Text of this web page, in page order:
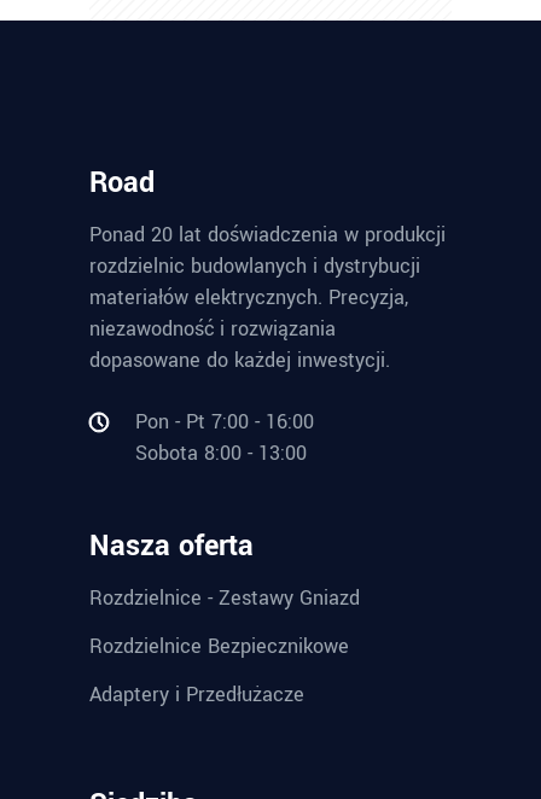
Road
Ponad 20 lat doświadczenia w produkcji
rozdzielnic budowlanych i dystrybucji
materiałów elektrycznych. Precyzja,
niezawodność i rozwiązania
dopasowane do każdej inwestycji.
Pon - Pt 7:00 - 16:00
Sobota 8:00 - 13:00
Nasza oferta
Rozdzielnice - Zestawy Gniazd
Rozdzielnice Bezpiecznikowe
Adaptery i Przedłużacze